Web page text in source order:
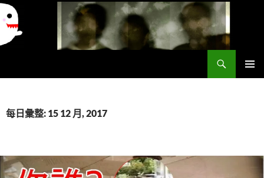
要
每日彙整: 15 12 月, 2017